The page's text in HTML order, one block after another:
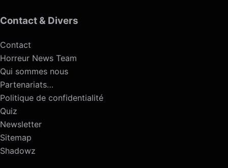
Contact & Divers
Contact
Horreur News Team
Qui sommes nous
Partenariats…
Politique de confidentialité
Quiz
Newsletter
Sitemap
Shadowz